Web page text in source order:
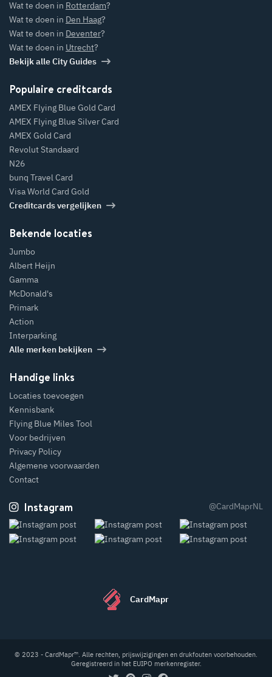
Wat te doen in Rotterdam?
Wat te doen in Den Haag?
Wat te doen in Deventer?
Wat te doen in Utrecht?
Bekijk alle City Guides
Populaire creditcards
AMEX Flying Blue Gold Card
AMEX Flying Blue Silver Card
AMEX Gold Card
Revolut Standaard
N26
bunq Travel Card
Visa World Card Gold
Creditcards vergelijken
Bekende locaties
Jumbo
Albert Heijn
Gamma
McDonald's
Primark
Action
Interparking
Alle merken bekijken
Handige links
Locaties toevoegen
Kennisbank
Flying Blue Miles Tool
Voor bedrijven
Privacy Policy
Algemene voorwaarden
Contact
Instagram @CardMaprNL
CardMapr
© 2023 - CardMapr™. Alle rechten, prijswijzigingen en drukfouten voorbehouden.
Geregistreerd in het EUIPO merkenregister.